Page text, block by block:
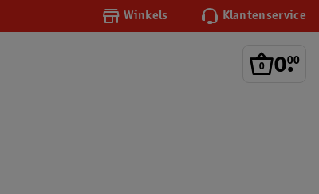
Winkels Klantenservice
0.
00